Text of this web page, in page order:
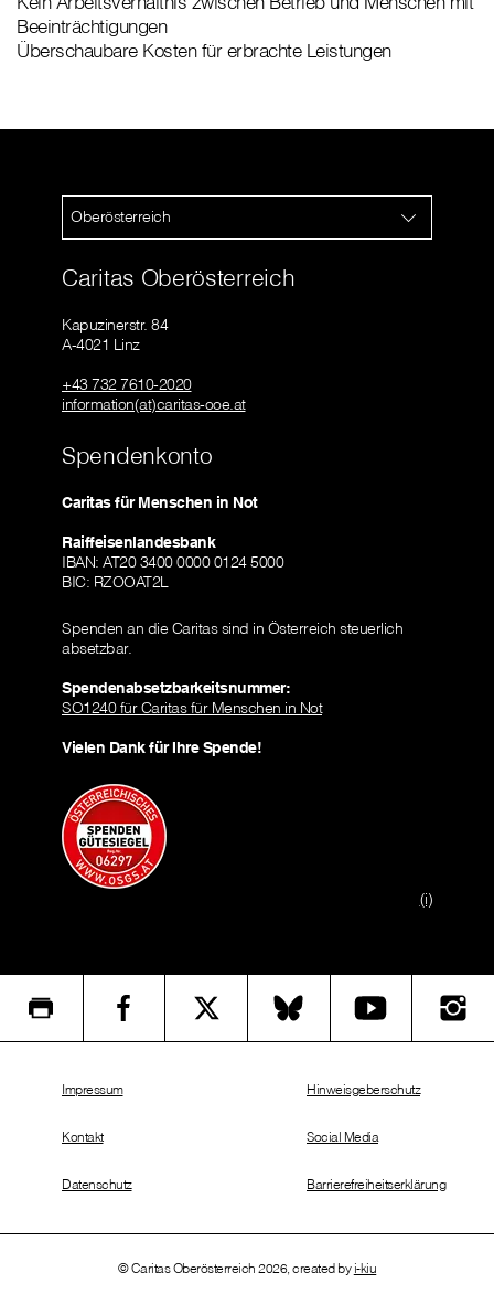
Beeinträchtigungen
Überschaubare Kosten für erbrachte Leistungen
Oberösterreich
Caritas Oberösterreich
Kapuzinerstr. 84
A-4021 Linz
+43 732 7610-2020
information(at)caritas-ooe.at
Spendenkonto
Caritas für Menschen in Not
Raiffeisenlandesbank
IBAN: AT20 3400 0000 0124 5000
BIC: RZOOAT2L
Spenden an die Caritas sind in Österreich steuerlich
absetzbar.
Spendenabsetzbarkeitsnummer:
SO1240 für Caritas für Menschen in Not
Vielen Dank für Ihre Spende!
(i)
© Caritas Oberösterreich 2026, created by i-kiu
Impressum
Kontakt
Datenschutz
Hinweisgeberschutz
Social Media
Barrierefreiheitserklärung